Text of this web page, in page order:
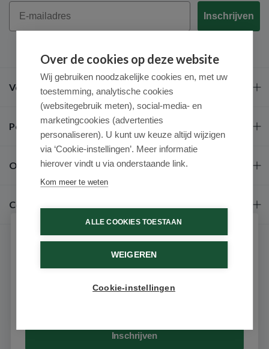
Email
Inschrijven
Veel gestelde vragen
Populaire merken
Over ons
Contact
9.6 / 10 (531 beoordelingen)
Over de cookies op deze website
Wij gebruiken noodzakelijke cookies en, met uw
toestemming, analytische cookies
(websitegebruik meten), social-media- en
marketingcookies (advertenties
personaliseren). U kunt uw keuze altijd wijzigen
via ‘Cookie-instellingen’. Meer informatie
hierover vindt u via onderstaande link.
Kom meer te weten
ALLE COOKIES TOESTAAN
WEIGEREN
Cookie-instellingen
Schrijf je in voor onze nieuwsbrief
Ontvang als eerste de beste aanbiedingen en persoonlijk
advies
Inschrijven